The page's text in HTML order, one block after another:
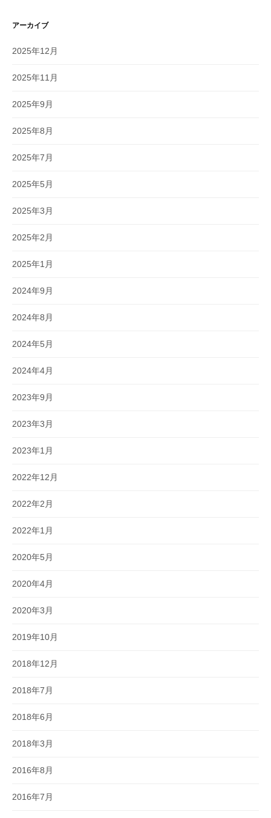
アーカイブ
2025年12月
2025年11月
2025年9月
2025年8月
2025年7月
2025年5月
2025年3月
2025年2月
2025年1月
2024年9月
2024年8月
2024年5月
2024年4月
2023年9月
2023年3月
2023年1月
2022年12月
2022年2月
2022年1月
2020年5月
2020年4月
2020年3月
2019年10月
2018年12月
2018年7月
2018年6月
2018年3月
2016年8月
2016年7月